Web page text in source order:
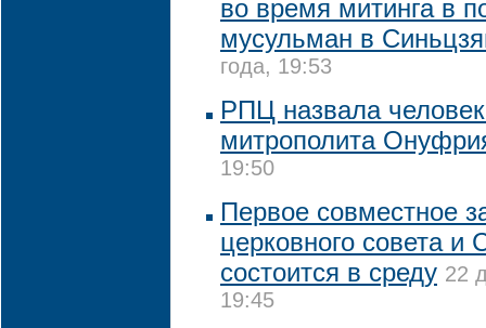
во время митинга в
мусульман в
года, 19:53
РПЦ назвала
митрополита
19:50
Первое совместное
церковного совета
состоится в среду 22
19:45